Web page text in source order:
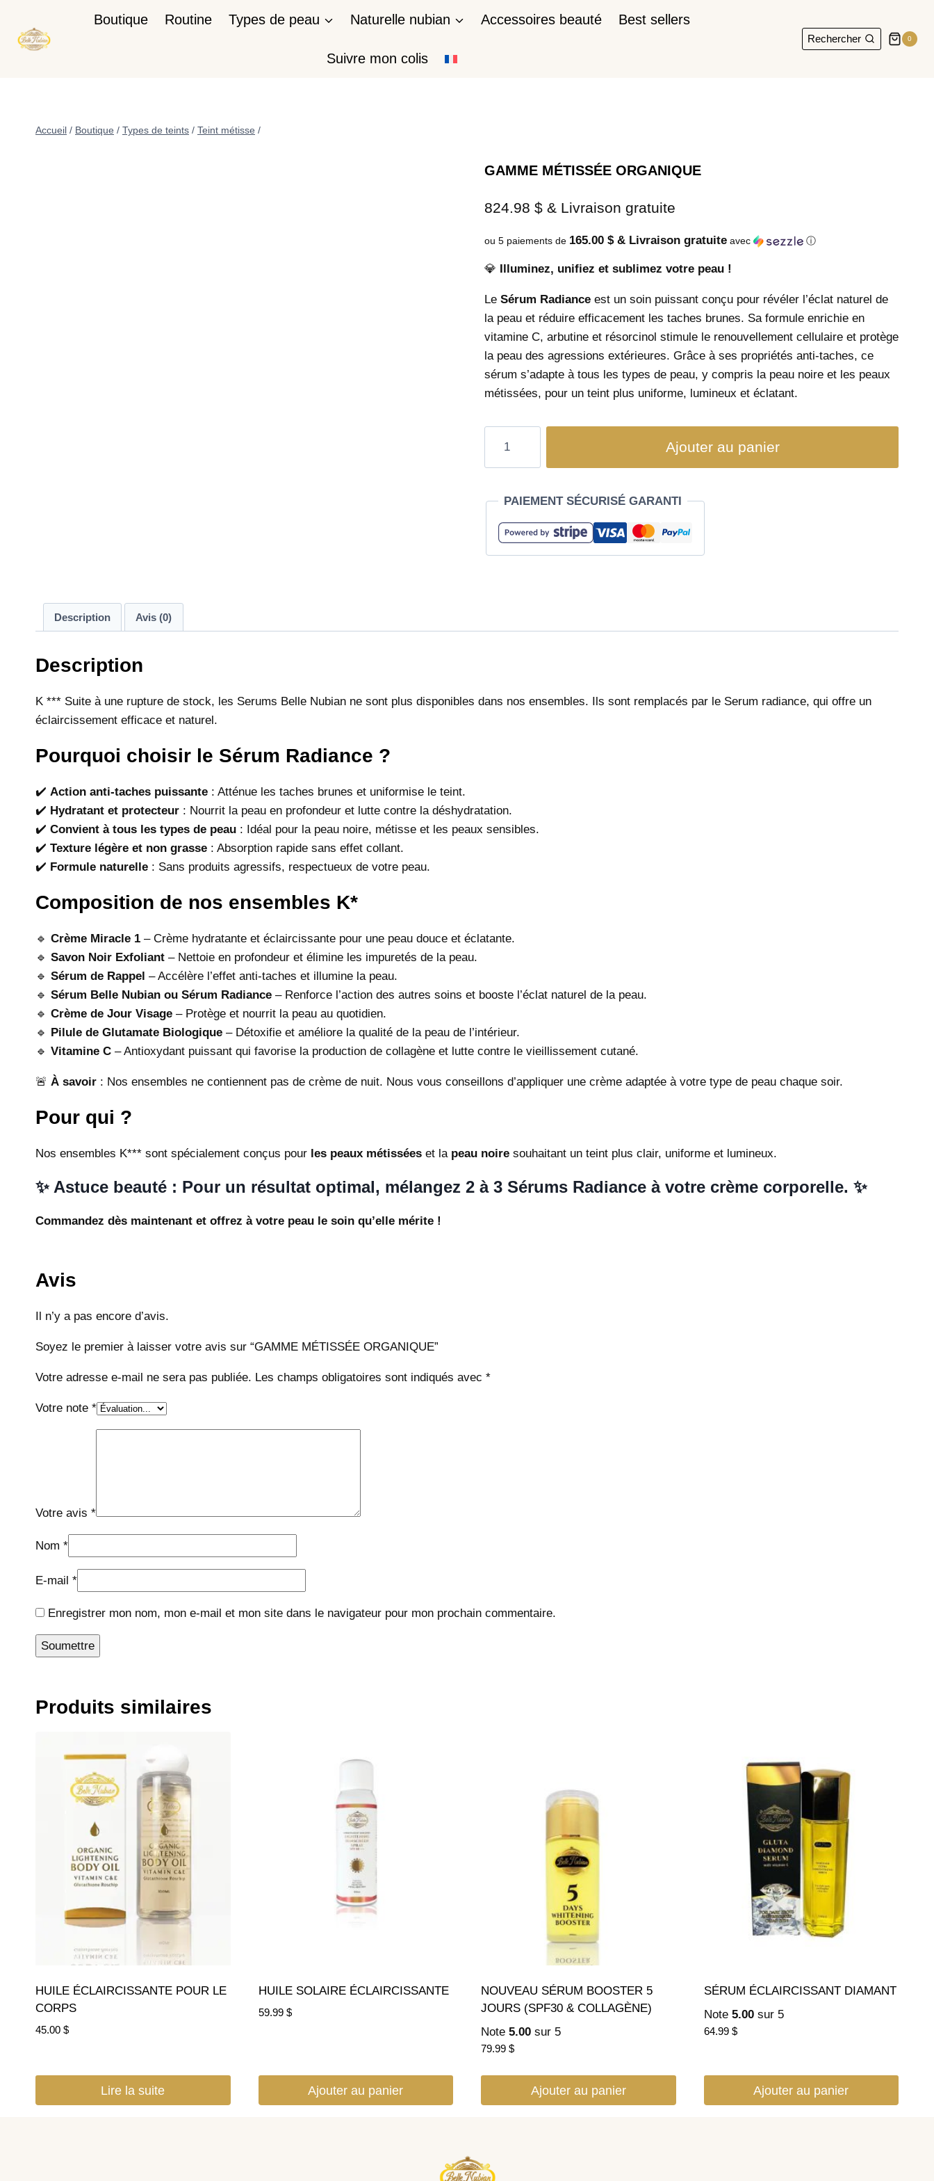
Boutique Routine Types de peau Naturelle nubian Accessoires beauté Best sellers
Suivre mon colis
Rechercher 0
Accueil / Boutique / Types de teints / Teint métisse /
GAMME MÉTISSÉE ORGANIQUE
824.98 $ & Livraison gratuite
ou 5 paiements de 165.00 $ & Livraison gratuiteavec ⓘ
💎 Illuminez, unifiez et sublimez votre peau !
Le Sérum Radianceest un soin puissant conçu pour révéler l’éclat naturel de
la peau et réduire efficacement les taches brunes. Sa formule enrichie en
vitamine C, arbutine et résorcinol stimule le renouvellement cellulaire et protège
la peau des agressions extérieures. Grâce à ses propriétés anti-taches, ce
sérum s’adapte à tous les types de peau, y compris la peau noire et les peaux
métissées, pour un teint plus uniforme, lumineux et éclatant.
Ajouter au panier
PAIEMENT SÉCURISÉ GARANTI
Description Avis (0)
Description
K *** Suite à une rupture de stock, les Serums Belle Nubian ne sont plus disponibles dans nos ensembles. Ils sont remplacés par le Serum radiance, qui offre un
éclaircissement efficace et naturel.
Pourquoi choisir le Sérum Radiance ?
✔️ Action anti-taches puissante : Atténue les taches brunes et uniformise le teint.
✔️ Hydratant et protecteur : Nourrit la peau en profondeur et lutte contre la déshydratation.
✔️ Convient à tous les types de peau : Idéal pour la peau noire, métisse et les peaux sensibles.
✔️ Texture légère et non grasse : Absorption rapide sans effet collant.
✔️ Formule naturelle : Sans produits agressifs, respectueux de votre peau.
Composition de nos ensembles K*
🔹 Crème Miracle 1 – Crème hydratante et éclaircissante pour une peau douce et éclatante.
🔹 Savon Noir Exfoliant – Nettoie en profondeur et élimine les impuretés de la peau.
🔹 Sérum de Rappel – Accélère l’effet anti-taches et illumine la peau.
🔹 Sérum Belle Nubian ou Sérum Radiance – Renforce l’action des autres soins et booste l’éclat naturel de la peau.
🔹 Crème de Jour Visage – Protège et nourrit la peau au quotidien.
🔹 Pilule de Glutamate Biologique – Détoxifie et améliore la qualité de la peau de l’intérieur.
🔹 Vitamine C – Antioxydant puissant qui favorise la production de collagène et lutte contre le vieillissement cutané.
🚨 À savoir : Nos ensembles ne contiennent pas de crème de nuit. Nous vous conseillons d’appliquer une crème adaptée à votre type de peau chaque soir.
Pour qui ?
Nos ensembles K*** sont spécialement conçus pour les peaux métissées et la peau noire souhaitant un teint plus clair, uniforme et lumineux.
✨ Astuce beauté : Pour un résultat optimal, mélangez 2 à 3 Sérums Radiance à votre crème corporelle. ✨
Commandez dès maintenant et offrez à votre peau le soin qu’elle mérite !
Avis
Il n’y a pas encore d’avis.
Soyez le premier à laisser votre avis sur “GAMME MÉTISSÉE ORGANIQUE”
Votre adresse e-mail ne sera pas publiée. Les champs obligatoires sont indiqués avec *
Votre note *
Votre avis *
Nom *
E-mail *
Enregistrer mon nom, mon e-mail et mon site dans le navigateur pour mon prochain commentaire.
Produits similaires
HUILE ÉCLAIRCISSANTE POUR LE
CORPS
45.00 $
Lire la suite
HUILE SOLAIRE ÉCLAIRCISSANTE
59.99 $
Ajouter au panier
NOUVEAU SÉRUM BOOSTER 5
JOURS (SPF30 & COLLAGÈNE)
Note 5.00 sur 5
79.99 $
Ajouter au panier
SÉRUM ÉCLAIRCISSANT DIAMANT
Note 5.00sur 5
64.99 $
Ajouter au panier